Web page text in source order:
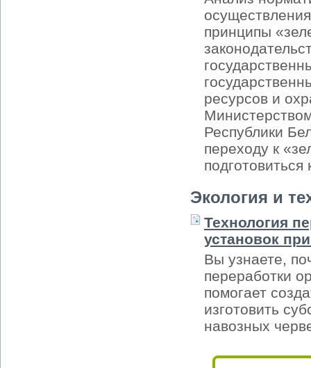
принципы
ресурсов и
Республики
переходу к
Экология и
Технология
установок
Вы узнаете,
переработки
помогает
изготовить
навозных